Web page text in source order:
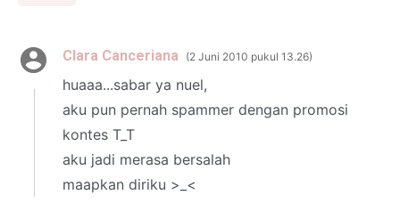
Clara Canceriana 2 Juni 2010 pukul 13.26
huaaa...sabar ya nuel,
aku pun pernah spammer dengan promosi
kontes T_T
aku jadi merasa bersalah
maapkan diriku >_<